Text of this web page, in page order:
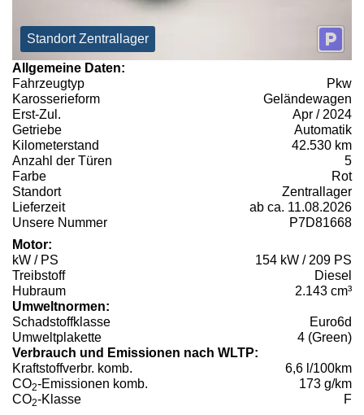
Standort Zentrallager
Allgemeine Daten:
Fahrzeugtyp
Pkw
Karosserieform
Geländewagen
Erst-Zul.
Apr / 2024
Getriebe
Automatik
Kilometerstand
42.530 km
Anzahl der Türen
5
Farbe
Rot
Standort
Zentrallager
Lieferzeit
ab ca. 11.08.2026
Unsere Nummer
P7D81668
Motor:
kW / PS
154 kW / 209 PS
Treibstoff
Diesel
Hubraum
2.143 cm³
Umweltnormen:
Schadstoffklasse
Euro6d
Umweltplakette
4 (Green)
Verbrauch und Emissionen nach WLTP:
Kraftstoffverbr. komb.
6,6 l/100km
CO2-Emissionen komb.
173 g/km
CO2-Klasse F